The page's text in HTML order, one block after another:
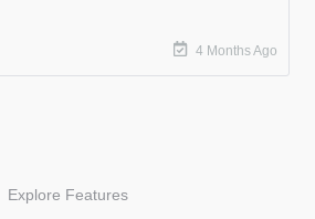
4 Months Ago
Explore Features